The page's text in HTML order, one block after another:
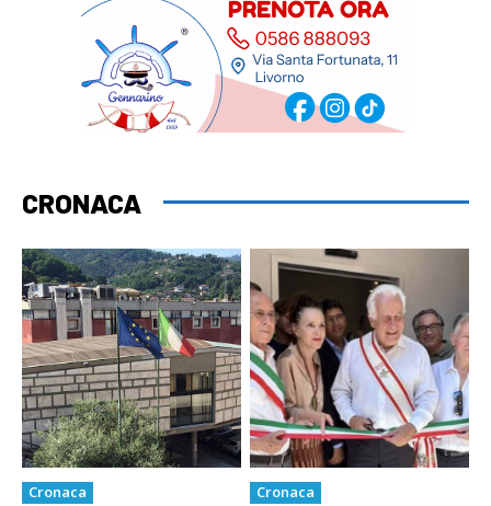
CRONACA
Cronaca Cronaca